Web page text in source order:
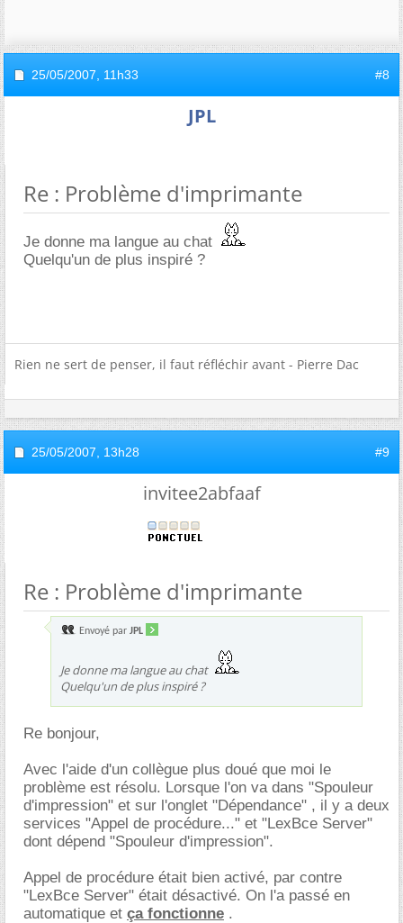
25/05/2007, 11h33 #8
JPL
Re : Problème d'imprimante
Je donne ma langue au chat
Quelqu'un de plus inspiré ?
Rien ne sert de penser, il faut réfléchir avant - Pierre Dac
25/05/2007, 13h28 #9
invitee2abfaaf
Re : Problème d'imprimante
Envoyé par JPL
Je donne ma langue au chat
Quelqu'un de plus inspiré ?
Re bonjour,
Avec l'aide d'un collègue plus doué que moi le
problème est résolu. Lorsque l'on va dans "Spouleur
d'impression" et sur l'onglet "Dépendance" , il y a deux
services "Appel de procédure..." et "LexBce Server"
dont dépend "Spouleur d'impression".
Appel de procédure était bien activé, par contre
"LexBce Server" était désactivé. On l'a passé en
automatique et ça fonctionne .